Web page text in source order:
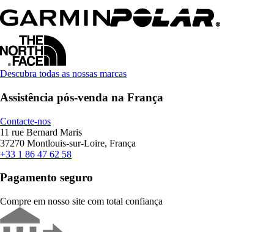
Descubra todas as nossas marcas
Assistência pós-venda na França
Contacte-nos
11 rue Bernard Maris
37270 Montlouis-sur-Loire, França
+33 1 86 47 62 58
Pagamento seguro
Compre em nosso site com total confiança